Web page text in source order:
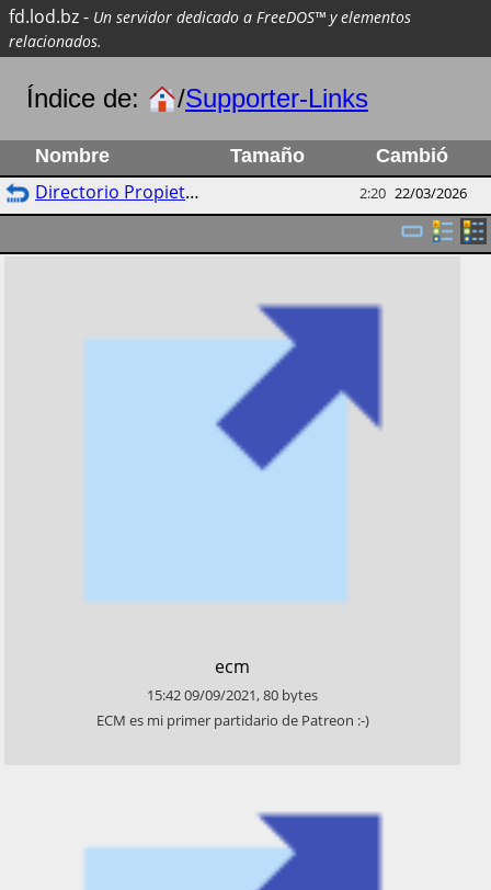
fd.lod.bz- Un servidor dedicado a FreeDOS™ y elementos
relacionados.
Índice de: /Supporter-Links
Nombre Tamaño Cambió
Directorio Propietario 2:20 22/03/2026
​ecm
15:4209/09/2021,80 bytes
​ECM es mi primer partidario de Patreon :-)